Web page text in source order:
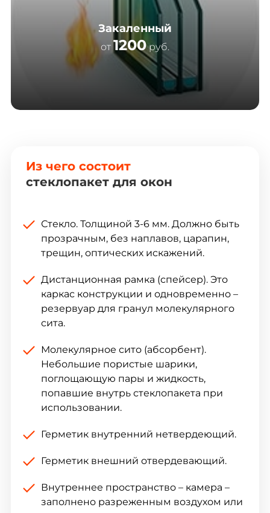
Закаленный
от1200руб.
Из чего состоит
стеклопакет для окон
Стекло. Толщиной 3-6 мм. Должно быть
прозрачным, без наплавов, царапин,
трещин, оптических искажений.
Дистанционная рамка (спейсер). Это
каркас конструкции и одновременно –
резервуар для гранул молекулярного
сита.
Молекулярное сито (абсорбент).
Небольшие пористые шарики,
поглощающую пары и жидкость,
попавшие внутрь стеклопакета при
использовании.
Герметик внутренний нетвердеющий.
Герметик внешний отвердевающий.
Внутреннее пространство – камера –
заполнено разреженным воздухом или